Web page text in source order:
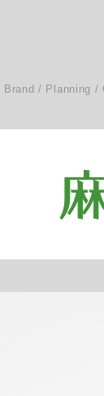
Brand / Planning /